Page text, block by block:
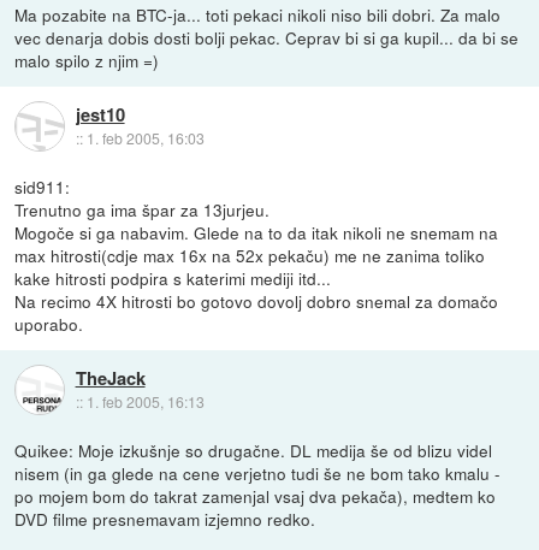
Ma pozabite na BTC-ja... toti pekaci nikoli niso bili dobri. Za malo
vec denarja dobis dosti bolji pekac. Ceprav bi si ga kupil... da bi se
malo spilo z njim =)
jest10
:: 1. feb 2005, 16:03
sid911:
Trenutno ga ima špar za 13jurjeu.
Mogoče si ga nabavim. Glede na to da itak nikoli ne snemam na
max hitrosti(cdje max 16x na 52x pekaču) me ne zanima toliko
kake hitrosti podpira s katerimi mediji itd...
Na recimo 4X hitrosti bo gotovo dovolj dobro snemal za domačo
uporabo.
TheJack
:: 1. feb 2005, 16:13
Quikee: Moje izkušnje so drugačne. DL medija še od blizu videl
nisem (in ga glede na cene verjetno tudi še ne bom tako kmalu -
po mojem bom do takrat zamenjal vsaj dva pekača), medtem ko
DVD filme presnemavam izjemno redko.